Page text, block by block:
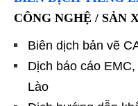
CÔNG NGHỆ / SẢN
Biên dịch bản vẽ
Dịch báo cáo
Lào